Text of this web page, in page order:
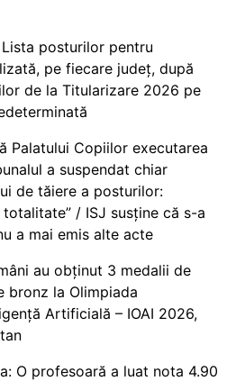
posturilor pentru
pe fiecare județ, după
de la Titularizare 2026 pe
Palatului Copiilor executarea
a suspendat chiar
de tăiere a posturilor:
/ ISJ susține că s-a
a mai emis alte acte
au obținut 3 medalii de
bronz la Olimpiada
Artificială – IOAI 2026,
O profesoară a luat nota 4.90